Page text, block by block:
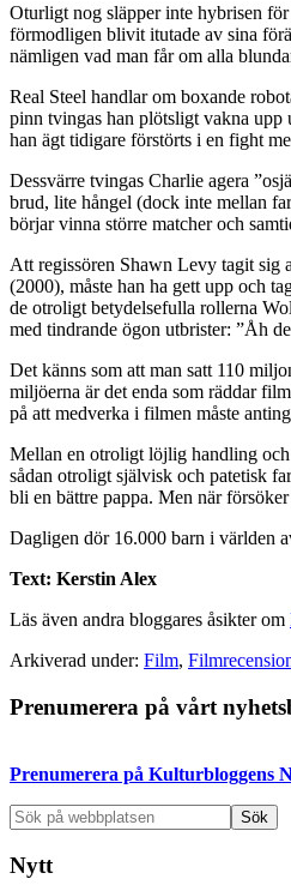
Oturligt nog släpper inte hybrisen
förmodligen blivit itutade av sina
nämligen vad man får om alla
Real Steel handlar om boxande
pinn tvingas han plötsligt vakna upp
han ägt tidigare förstörts i en fight
Dessvärre tvingas Charlie agera
brud, lite hångel (dock inte mellan
börjar vinna större matcher och
Att regissören Shawn Levy tagit sig
(2000), måste han ha gett upp och
de otroligt betydelsefulla rollerna
med tindrande ögon utbrister: ”Åh
Det känns som att man satt 110
miljöerna är det enda som räddar
på att medverka i filmen måste
Mellan en otroligt löjlig handling och
sådan otroligt självisk och patetisk
bli en bättre pappa. Men när
Dagligen dör 16.000 barn i världen
Text: Kerstin Alex
Läs även andra bloggares åsikter om
Arkiverad under: Film,
Primärt
Prenumerera på vårt
Prenumerera på Kulturbloggens
Sök
på
webbplatsen
Nytt